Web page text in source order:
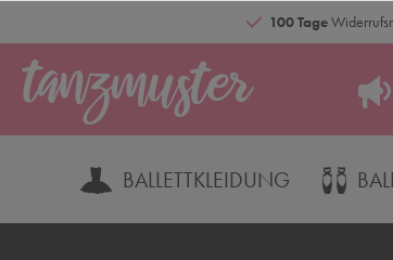
100 Tage
BALLETTKLEIDUNG